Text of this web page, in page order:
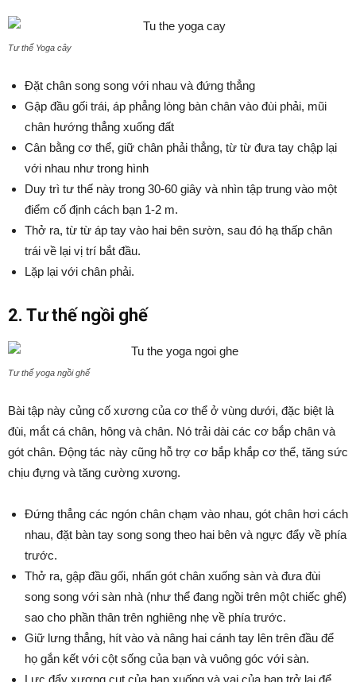
Tư thế Yoga cây
Đặt chân song song với nhau và đứng thẳng
Gập đầu gối trái, áp phẳng lòng bàn chân vào đùi phải, mũi
chân hướng thẳng xuống đất
Cân bằng cơ thể, giữ chân phải thẳng, từ từ đưa tay chập lại
với nhau như trong hình
Duy trì tư thế này trong 30-60 giây và nhìn tập trung vào một
điểm cố định cách bạn 1-2 m.
Thở ra, từ từ áp tay vào hai bên sườn, sau đó hạ thấp chân
trái về lại vị trí bắt đầu.
Lặp lại với chân phải.
2. Tư thế ngồi ghế
Tư thế yoga ngồi ghế
Bài tập này củng cố xương của cơ thể ở vùng dưới, đặc biệt là
đùi, mắt cá chân, hông và chân. Nó trải dài các cơ bắp chân và
gót chân. Động tác này cũng hỗ trợ cơ bắp khắp cơ thể, tăng sức
chịu đựng và tăng cường xương.
Đứng thẳng các ngón chân chạm vào nhau, gót chân hơi cách
nhau, đặt bàn tay song song theo hai bên và ngực đẩy về phía
trước.
Thở ra, gập đầu gối, nhấn gót chân xuống sàn và đưa đùi
song song với sàn nhà (như thể đang ngồi trên một chiếc ghế)
sao cho phần thân trên nghiêng nhẹ về phía trước.
Giữ lưng thẳng, hít vào và nâng hai cánh tay lên trên đầu để
họ gắn kết với cột sống của bạn và vuông góc với sàn.
Lực đẩy xương cụt của bạn xuống và vai của bạn trở lại để